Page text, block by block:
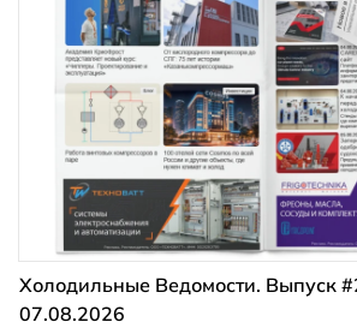
Холодильные Ведомости. Выпуск
07.08.2026